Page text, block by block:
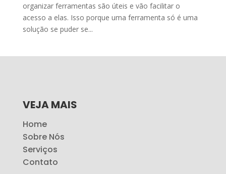
organizar ferramentas são úteis e vão facilitar o
acesso a elas. Isso porque uma ferramenta só é uma
solução se puder se...
VEJA MAIS
Home
Sobre Nós
Serviços
Contato